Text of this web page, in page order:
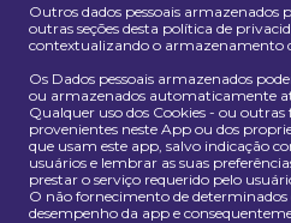
Outros dados pessoais armazenados
outras seções desta política de
contextualizando o armazenamento
Os Dados pessoais armazenados
ou armazenados automaticamente
Qualquer uso dos Cookies - ou
provenientes neste App ou dos
que usam este app, salvo indicação
usuários e lembrar as suas
prestar o serviço requerido pelo
O não fornecimento de determinados
desempenho da app e